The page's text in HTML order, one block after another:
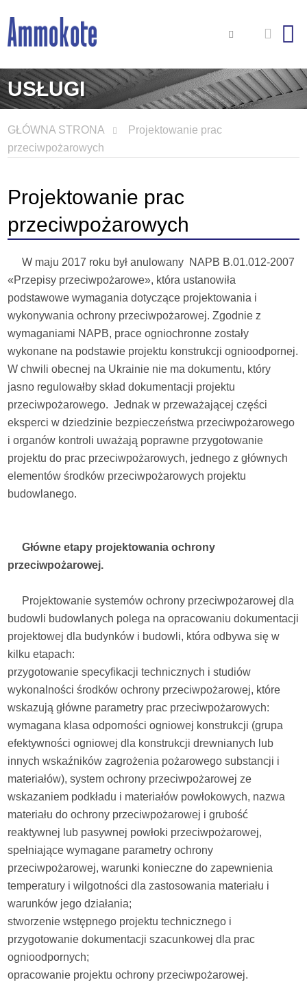
USŁUGI
GŁÓWNA STRONA
Projektowanie prac
przeciwpożarowych
Projektowanie prac
przeciwpożarowych
W maju 2017 roku był anulowany NАPB B.01.012-2007
«Przepisy przeciwpożarowe», która ustanowiła
podstawowe wymagania dotyczące projektowania i
wykonywania ochrony przeciwpożarowej. Zgodnie z
wymaganiami NAPB, prace ogniochronne zostały
wykonane na podstawie projektu konstrukcji ognioodpornej.
W chwili obecnej na Ukrainie nie ma dokumentu, który
jasno regulowałby skład dokumentacji projektu
przeciwpożarowego. Jednak w przeważającej części
eksperci w dziedzinie bezpieczeństwa przeciwpożarowego
i organów kontroli uważają poprawne przygotowanie
projektu do prac przeciwpożarowych, jednego z głównych
elementów środków przeciwpożarowych projektu
budowlanego.
Główne etapy projektowania ochrony
przeciwpożarowej.
Projektowanie systemów ochrony przeciwpożarowej dla
budowli budowlanych polega na opracowaniu dokumentacji
projektowej dla budynków i budowli, która odbywa się w
kilku etapach:
przygotowanie specyfikacji technicznych i studiów
wykonalności środków ochrony przeciwpożarowej, które
wskazują główne parametry prac przeciwpożarowych:
wymagana klasa odporności ogniowej konstrukcji (grupa
efektywności ogniowej dla konstrukcji drewnianych lub
innych wskaźników zagrożenia pożarowego substancji i
materiałów), system ochrony przeciwpożarowej ze
wskazaniem podkładu i materiałów powłokowych, nazwa
materiału do ochrony przeciwpożarowej i grubość
reaktywnej lub pasywnej powłoki przeciwpożarowej,
spełniające wymagane parametry ochrony
przeciwpożarowej, warunki konieczne do zapewnienia
temperatury i wilgotności dla zastosowania materiału i
warunków jego działania;
stworzenie wstępnego projektu technicznego i
przygotowanie dokumentacji szacunkowej dla prac
ognioodpornych;
opracowanie projektu ochrony przeciwpożarowej.